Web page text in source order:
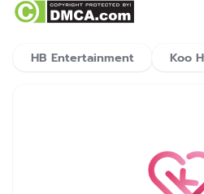
HB Entertainment Koo